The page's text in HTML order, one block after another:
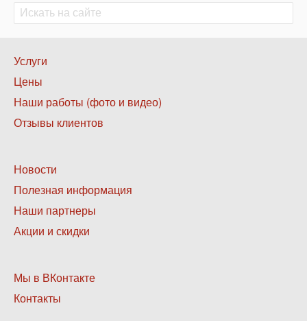
Поиск
Поиск
Нижнее
меню
1
Услуги
Цены
Наши работы (фото и видео)
Отзывы клиентов
Нижнее
меню
2
Новости
Полезная информация
Наши партнеры
Акции и скидки
Нижнее
меню
Мы в ВКонтакте
Контакты